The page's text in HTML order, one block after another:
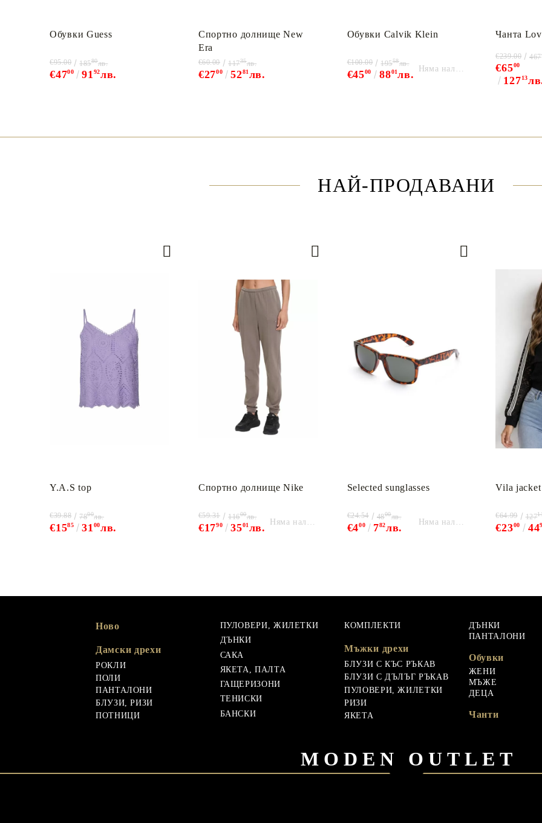
Обувки Guess
€4700 91 92лв.
€95.00 18580лв.
Спортно долнище New
Era
€2700 5281лв.
€60.00 11735лв.
Обувки Calvik Klein
€4500 8801лв.
€100.00 19558лв.
Няма наличност
Чанта
€6500
12713
€239.00 467
НАЙ-ПРОДАВАНИ
Y.A.S top
€1585 31 00лв.
€39.88 7800лв.
Спортно долнище Nike
€1790 3501лв.
€59.31 11600лв.
Няма наличност
Selected sunglasses
€400 782лв.
€24.54 4800лв.
Няма наличност
Vila jacket
€2300 44
€64.99 127
Ново
Дамски дрехи
РОКЛИ
ПОЛИ
ПАНТАЛОНИ
БЛУЗИ, РИЗИ
ПОТНИЦИ
ПУЛОВЕРИ, ЖИЛЕТКИ
ДЪНКИ
САКА
ЯКЕТА, ПАЛТА
ГАЩЕРИЗОНИ
ТЕНИСКИ
БАНСКИ
КОМПЛЕКТИ
Мъжки дрехи
БЛУЗИ С КЪС РЪКАВ
БЛУЗИ С ДЪЛЪГ РЪКАВ
ПУЛОВЕРИ, ЖИЛЕТКИ
РИЗИ
ЯКЕТА
ДЪНКИ
ПАНТАЛОНИ
Обувки
ЖЕНИ
МЪЖЕ
ДЕЦА
Чанти
MODEN OUTLET